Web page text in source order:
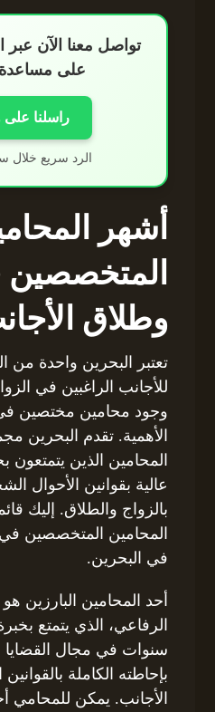
تواصل معنا الآن
على
راسلنا
الرد سريع خلال
أشهر
وطلاق
تعتبر البحرين واحدة من
للأجانب الراغبين في
وجود محامين مختصين في
الأهمية. تقدم البحرين
المحامين الذين
عالية بقوانين الأحوال
بالزواج والطلاق. إليك
المحامين المتخصصين
في البحرين.
أحد المحامين البارزين
الرفاعي، الذي يتمتع
سنوات في مجال القضايا
بإحاطته الكاملة
الأجانب. يمكن للمحامي